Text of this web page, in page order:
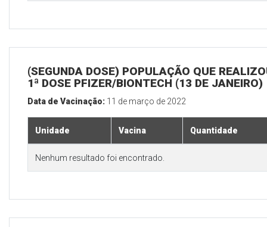
(SEGUNDA DOSE) POPULAÇÃO QUE
1ª DOSE PFIZER/BIONTECH (13 DE JANEIRO)
Data de Vacinação: 11 de março de 2022
Unidade Vacina Quantidade
Nenhum resultado foi encontrado.